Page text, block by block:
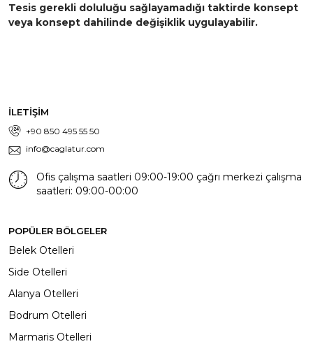
Tesis gerekli doluluğu sağlayamadığı taktirde konsept
veya konsept dahilinde değişiklik uygulayabilir.
İLETİŞİM
+90 850 495 55 50
info@caglatur.com
Ofis çalışma saatleri 09:00-19:00 çağrı merkezi çalışma
saatleri: 09:00-00:00
POPÜLER BÖLGELER
Belek Otelleri
Side Otelleri
Alanya Otelleri
Bodrum Otelleri
Marmaris Otelleri